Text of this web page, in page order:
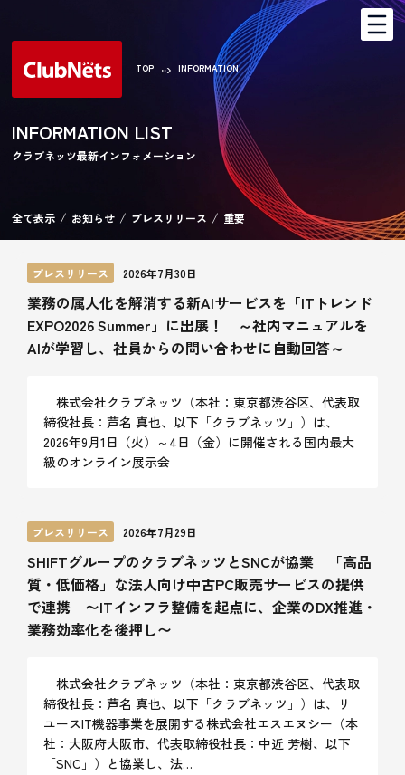
TOP INFORMATION
INFORMATION LIST
クラブネッツ最新インフォメーション
全て表示 お知らせ プレスリリース 重要
プレスリリース 2026年7月30日
業務の属人化を解消する新AIサービスを「ITトレンド
EXPO2026 Summer」に出展！ ～社内マニュアルを
AIが学習し、社員からの問い合わせに自動回答～
株式会社クラブネッツ（本社：東京都渋谷区、代表取
締役社長：芦名 真也、以下「クラブネッツ」）は、
2026年9月1日（火）～4日（金）に開催される国内最大
級のオンライン展示会
プレスリリース 2026年7月29日
SHIFTグループのクラブネッツとSNCが協業 「高品
質・低価格」な法人向け中古PC販売サービスの提供
で連携 〜ITインフラ整備を起点に、企業のDX推進・
業務効率化を後押し〜
株式会社クラブネッツ（本社：東京都渋谷区、代表取
締役社長：芦名 真也、以下「クラブネッツ」）は、リ
ユースIT機器事業を展開する株式会社エスエヌシー（本
社：大阪府大阪市、代表取締役社長：中近 芳樹、以下
「SNC」）と協業し、法…